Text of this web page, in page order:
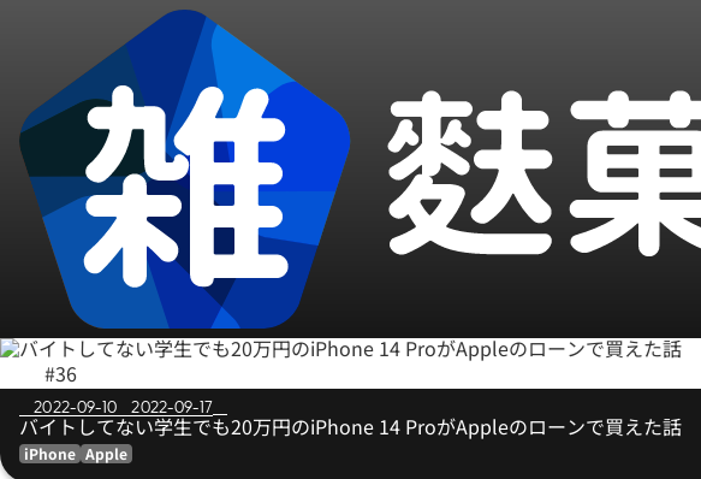
#36
2022-09-10 2022-09-17
バイトしてない学生でも20万円のiPhone 14 ProがAppleのローンで買えた話
iPhone Apple